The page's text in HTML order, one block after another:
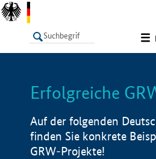
LISTE
Erfolgreiche
Auf der folgenden
finden Sie konkrete
GRW-Projekte!